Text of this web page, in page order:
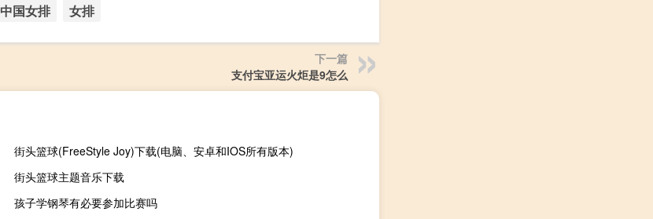
中国女排 女排
下一篇
支付宝亚运火炬是9怎么
街头篮球(FreeStyle Joy)下载(电脑、安卓和IOS所有版本)
街头篮球主题音乐下载
孩子学钢琴有必要参加比赛吗